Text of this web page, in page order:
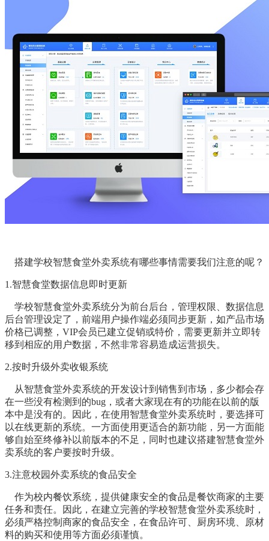
搭建学校智慧食堂外卖系统有哪些事情需要我们注意的呢？
1.智慧食堂数据信息即时更新
学校智慧食堂外卖系统分为前台后台，管理权限、数据信息
后台管理设定了，前端用户操作端必须同步更新，如产品市场
价格已调整，VIP会员已建立促销或特价，需要更新并立即转
移到相应的用户数据，不然非常容易造成运营损失。
2.按时升级外卖收银系统
从智慧食堂外卖系统的开发设计到销售到市场，多少都会存
在一些没有检测到的bug，或者大家现在有的功能在以前的版
本中是没有的。因此，在使用智慧食堂外卖系统时，要选择可
以在线更新的系统。一方面使用更适合的新功能，另一方面能
够自始至终修补以前版本的不足，同时也建议搭建智慧食堂外
卖系统的客户要按时升级。
3.注意校园外卖系统的食品安全
作为校内餐饮系统，提供健康安全的食品是餐饮商家的主要
任务和责任。因此，在建立完善的学校智慧食堂外卖系统时，
必须严格控制商家的食品安全，在食品许可、厨房环境、原材
料的购买和使用等方面必须谨慎。